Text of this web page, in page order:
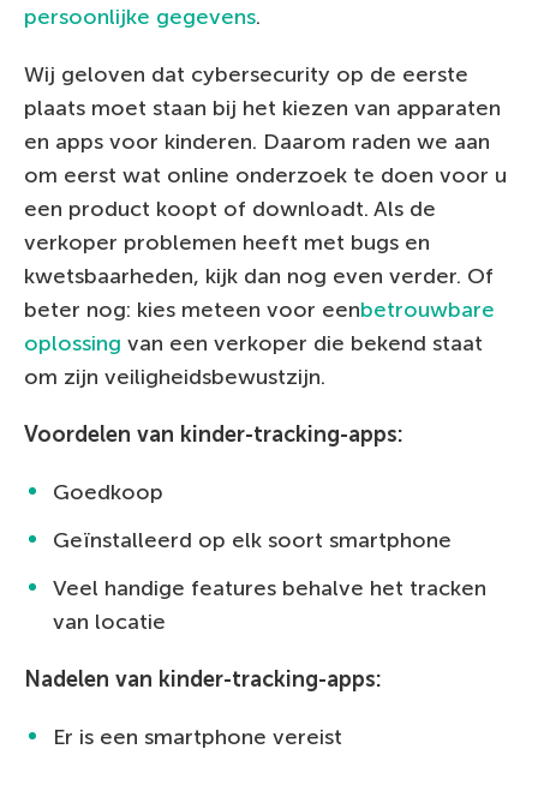
persoonlijke gegevens.
Wij geloven dat cybersecurity op de eerste
plaats moet staan bij het kiezen van apparaten
en apps voor kinderen. Daarom raden we aan
om eerst wat online onderzoek te doen voor u
een product koopt of downloadt. Als de
verkoper problemen heeft met bugs en
kwetsbaarheden, kijk dan nog even verder. Of
beter nog: kies meteen voor eenbetrouwbare
oplossing van een verkoper die bekend staat
om zijn veiligheidsbewustzijn.
Voordelen van kinder-tracking-apps:
Goedkoop
Geïnstalleerd op elk soort smartphone
Veel handige features behalve het tracken
van locatie
Nadelen van kinder-tracking-apps:
Er is een smartphone vereist